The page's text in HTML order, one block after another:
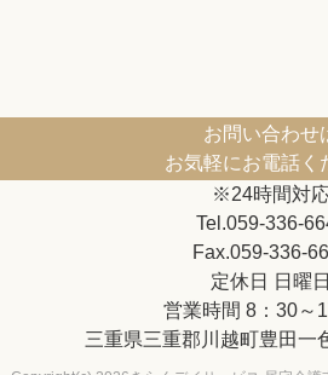
お問い合わせ
お気軽にお電話く
※24時間対
Tel.059-336-
Fax.059-336-
定休日 日曜日
営業時間 8：30～
三重県三重郡川越町豊田一